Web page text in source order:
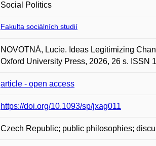
Social Politics
Fakulta sociálních studií
NOVOTNÁ, Lucie. Ideas Legitimizing
Oxford University Press, 2026, 26 s. ISSN
article - open access
https://doi.org/10.1093/sp/jxag011
Czech Republic; public philosophies;